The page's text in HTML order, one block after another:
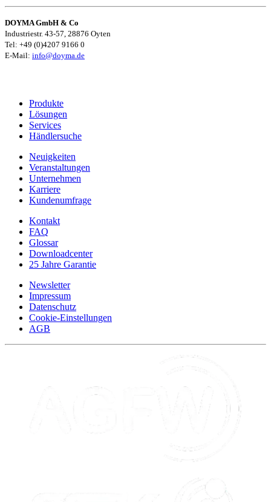
DOYMA GmbH & Co
Industriestr. 43-57, 28876 Oyten
Tel: +49 (0)4207 9166 0
E-Mail: info@doyma.de
Produkte
Lösungen
Services
Händlersuche
Neuigkeiten
Veranstaltungen
Unternehmen
Karriere
Kundenumfrage
Kontakt
FAQ
Glossar
Downloadcenter
25 Jahre Garantie
Newsletter
Impressum
Datenschutz
Cookie-Einstellungen
AGB